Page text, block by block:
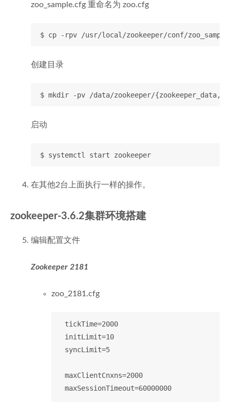
zoo_sample.cfg 重命名为 zoo.cfg
创建目录
启动
在其他2台上面执行一样的操作。
zookeeper-3.6.2集群环境搭建
编辑配置文件
Zookeeper 2181
zoo_2181.cfg
  tickTime=2000
  initLimit=10
  syncLimit=5
  maxClientCnxns=2000
  maxSessionTimeout=60000000